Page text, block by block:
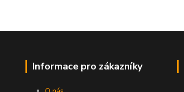
Informace pro zákazníky